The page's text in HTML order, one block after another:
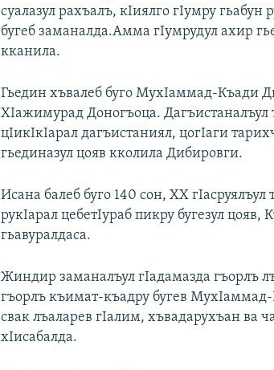
суалазул рахъалъ, кIиялго гIумру гьабун
бугеб заманалда.Амма гIумрудул ахир
кканила.
Гьедин хъвалеб буго МухIаммад-Къади
ХIажимурад Доногъоца.
цIикIкIарал дагъистаниял, цогIаги
гьединазул цояв кколила Дибировги.
Исана балеб буго 140 сон, ХХ
рукIарал цебетIураб пикру бугезул
гьавуралдаса.
Жиндир заманалъул гIадамазда гъорлъ
гъорлъ къимат-къадру бугев
свак лъаларев гIалим, хъвадарухъан ва
хIисабалда.